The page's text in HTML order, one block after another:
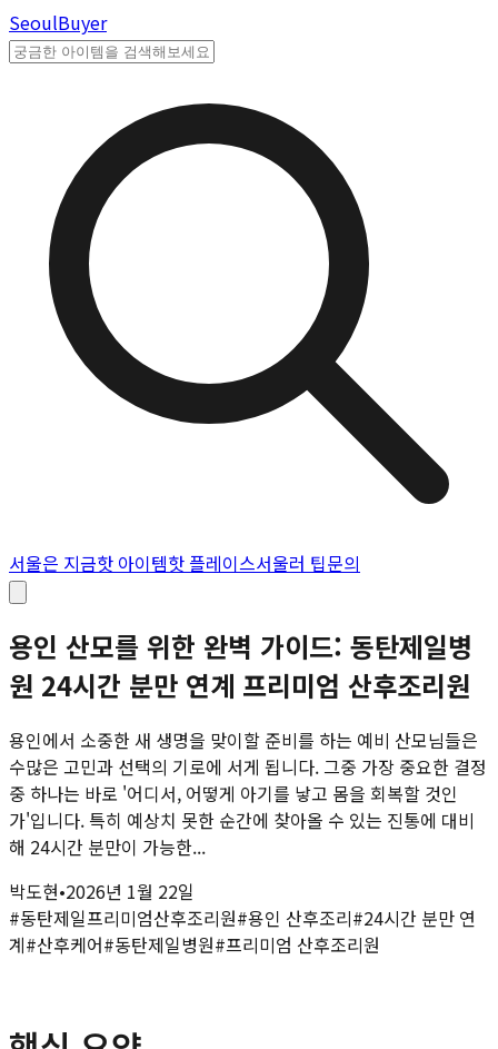
SeoulBuyer
서울은 지금핫 아이템핫 플레이스서울러 팁문의
용인 산모를 위한 완벽 가이드: 동탄제일병
원 24시간 분만 연계 프리미엄 산후조리원
용인에서 소중한 새 생명을 맞이할 준비를 하는 예비 산모님들은
수많은 고민과 선택의 기로에 서게 됩니다. 그중 가장 중요한 결정
중 하나는 바로 '어디서, 어떻게 아기를 낳고 몸을 회복할 것인
가'입니다. 특히 예상치 못한 순간에 찾아올 수 있는 진통에 대비
해 24시간 분만이 가능한...
박도현•2026년 1월 22일
#동탄제일프리미엄산후조리원#용인 산후조리#24시간 분만 연
계#산후케어#동탄제일병원#프리미엄 산후조리원